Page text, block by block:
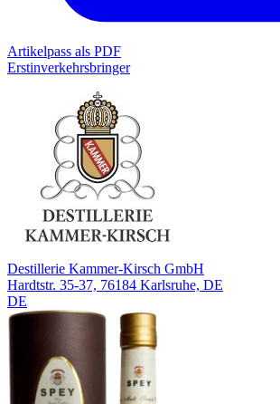
Artikelpass als PDF
Erstinverkehrsbringer
Destillerie Kammer-Kirsch GmbH
Hardtstr. 35-37, 76184 Karlsruhe, DE
DE